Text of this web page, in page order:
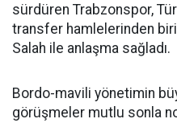
sürdüren Trabzonspor,
transfer hamlelerinden
Salah ile anlaşma sağladı.
Bordo-mavili yönetimin
görüşmeler mutlu sonla